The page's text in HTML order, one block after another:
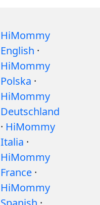
HiMommy
English ·
HiMommy
Polska ·
HiMommy
Deutschland
· HiMommy
Italia ·
HiMommy
France ·
HiMommy